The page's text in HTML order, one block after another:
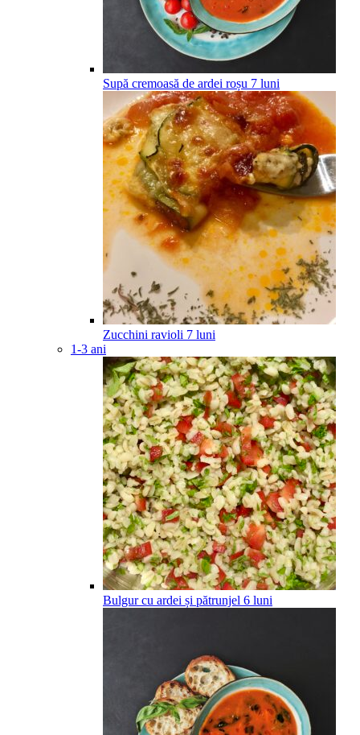
Supă cremoasă de ardei roșu 7 luni
Zucchini ravioli 7 luni
1-3 ani
Bulgur cu ardei și pătrunjel 6 luni